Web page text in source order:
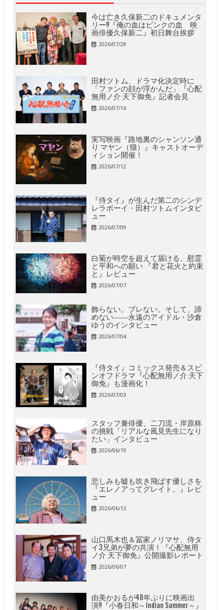
今は亡き久保新二のドキュメンタ
リー!!『俺の血はピンクの血 映
画俳優久保新二』初日舞台挨拶
2026/07/29
田村ツトム、ドラマ化決定時に
「ファンの顔が浮かんだ」『心配
無用ノ介 天下御免』記者会見
2026/07/16
実写映画『路地裏のシャンソン通
り マヤン（猫）』キャストオーデ
ィション開催！
2026/07/12
『侍タイ』が生んだ第二のシンデ
レラボーイ・田村ツトムインタビ
ュー
2026/07/09
白菊が時空を超えて届ける、慰霊
と平和への願い 『君と花火と約束
と』レビュー
2026/07/07
飾らない。ブレない。そして、諦
めない――永遠のアイドル・沙倉
ゆうのインタビュー
2026/07/04
『侍タイ』コミックス発売＆スピ
ンオフドラマ『心配無用ノ介 天下
御免』も漫画化！
2026/07/03
スタッフ兼俳優、二刀流・岸原柊
の挑戦「リアルな風見先生になり
たい」インタビュー
2026/06/19
悲しみも嘘も吹き飛ばす優しさを
『エレノアってグレイト。』レビ
ュー
2026/06/13
山口馬木也＆冨家ノリマサ、侍タ
イ3兄弟が夢の共演！『心配無用
ノ介 天下御免』公開撮影レポート
2026/06/07
由美かおるが48年ぶりに映画出
演!!『小春日和～Indian Summer～』